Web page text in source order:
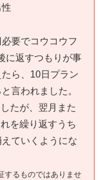
要でコウコウフ
に返すつもりが事
ら、10日プラン
言われました。
たが、翌月また
を繰り返すうち
ていくようにな
するものではありませ